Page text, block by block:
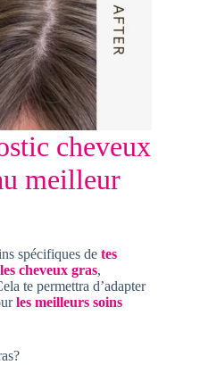
cheveux
meilleur
spécifiques de tes
les cheveux gras,
te permettra d’adapter
les meilleurs soins